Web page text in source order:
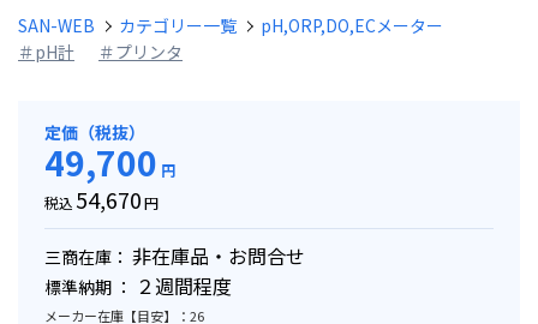
SAN-WEB カテゴリー一覧
pH,ORP,DO,ECメーター
＃pH計
＃プリンタ
定価（税抜）
49,700 円
税込 54,670円
三商在庫： 非在庫品・お問合せ
標準納期 ： ２週間程度
メーカー在庫【目安】：26